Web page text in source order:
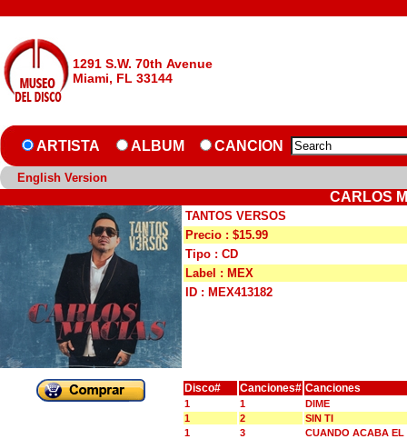
1291 S.W. 70th Avenue
Miami, FL 33144
ARTISTA ALBUM CANCION
English Version
CARLOS
TANTOS VERSOS
Precio : $15.99
Tipo : CD
Label : MEX
ID : MEX413182
Disco# Canciones# Canciones
1 1
DIME
1
2
SIN TI
1
3
CUANDO ACABA EL